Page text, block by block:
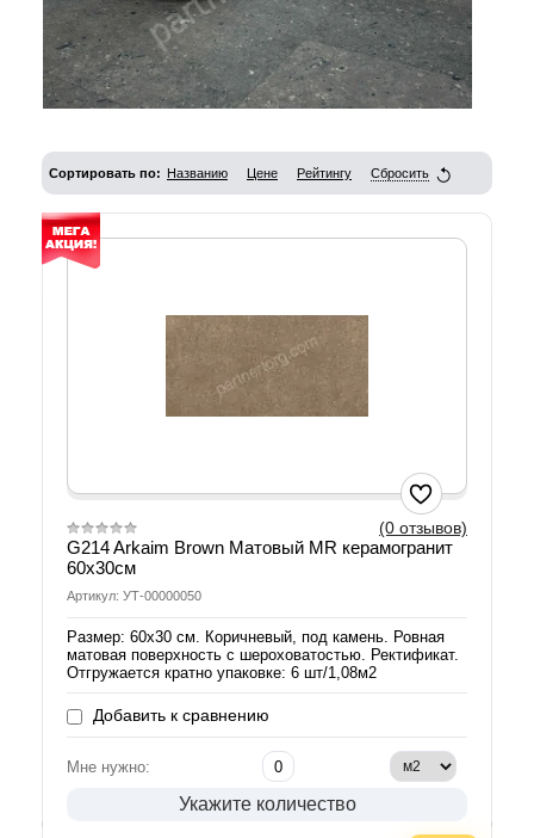
Сортировать по: Названию Цене Рейтингу Сбросить
(0 отзывов)
G214 Arkaim Brown Матовый MR керамогранит
60х30см
Артикул: УТ-00000050
Размер: 60х30 см. Коричневый, под камень. Ровная
матовая поверхность с шероховатостью. Ректификат.
Отгружается кратно упаковке: 6 шт/1,08м2
Добавить к сравнению
Мне нужно:
Укажите количество